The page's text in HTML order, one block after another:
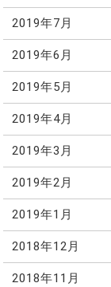
2019年7月
2019年6月
2019年5月
2019年4月
2019年3月
2019年2月
2019年1月
2018年12月
2018年11月